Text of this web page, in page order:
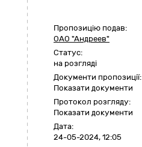
Пропозицію подав:
ОАО "Андреев"
Статус:
на розгляді
Документи пропозиції:
Показати документи
Протокол розгляду:
Показати документи
Дата:
24-05-2024, 12:05